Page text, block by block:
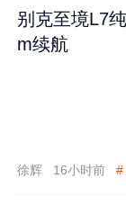
别克至境L7
m续航
徐辉 16小时前 #